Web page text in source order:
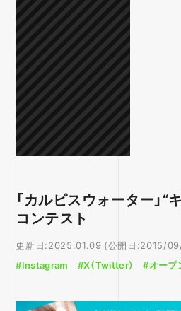
「カルピスウォーター」“
コンテスト
更新日:2025.01.09 (公開日:2015/
#Instagram
#X（Twitter） #オープ